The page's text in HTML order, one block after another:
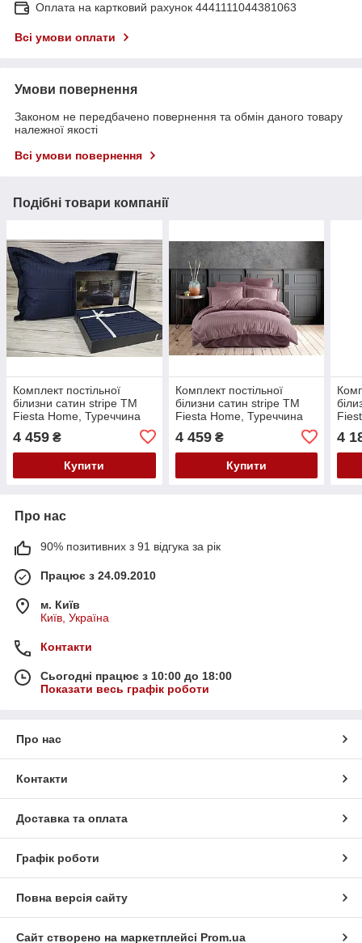
Оплата на картковий рахунок 4441111044381063
Всі умови оплати
Умови повернення
Законом не передбачено повернення та обмін даного товару
належної якості
Всі умови повернення
Подібні товари компанії
Комплект постільної
білизни сатин stripe ТМ
Fiesta Home, Туреччина
4 459 ₴
Купити
Комплект постільної
білизни сатин stripe ТМ
Fiesta Home, Туреччина
бузковий
4 459₴
Купити
4
Про нас
90% позитивних з 91 відгука за рік
Працює з 24.09.2010
м. Київ
Київ, Україна
Контакти
Сьогодні працює з 10:00 до 18:00
Показати весь графік роботи
Про нас
Контакти
Доставка та оплата
Графік роботи
Повна версія сайту
Сайт створено на маркетплейсі Prom.ua